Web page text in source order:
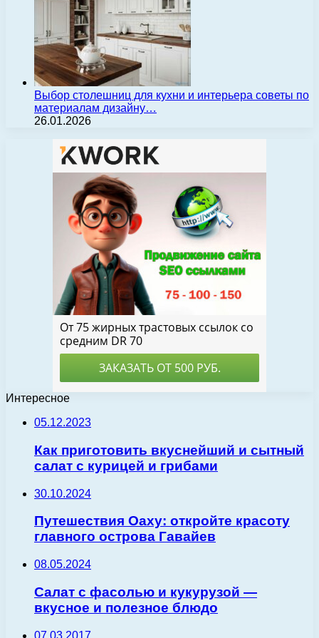
Выбор столешниц для кухни и интерьера советы по
материалам дизайну…
26.01.2026
Интересное
05.12.2023
Как приготовить вкуснейший и сытный
салат с курицей и грибами
30.10.2024
Путешествия Оаху: откройте красоту
главного острова Гавайев
08.05.2024
Салат с фасолью и кукурузой —
вкусное и полезное блюдо
07.03.2017